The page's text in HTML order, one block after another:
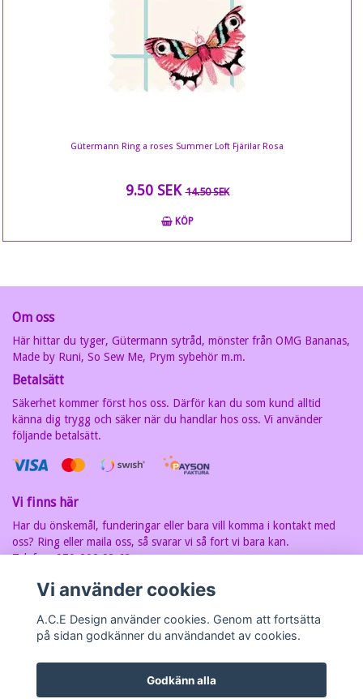
Gütermann Ring a roses Summer Loft Fjärilar Rosa
9.50 SEK14.50 SEK
KÖP
Om oss
Här hittar du tyger, Gütermann sytråd, mönster från OMG Bananas,
Made by Runi, So Sew Me, Prym sybehör m.m.
Betalsätt
Säkerhet kommer först hos oss. Därför kan du som kund alltid
känna dig trygg och säker när du handlar hos oss. Vi använder
följande betalsätt.
Vi finns här
Har du önskemål, funderingar eller bara vill komma i kontakt med
oss? Ring eller maila oss, så svarar vi så fort vi bara kan.
Telefon: 070-202 93 63
7607030280
Vi använder cookies
A.C.E Design använder cookies. Genom att fortsätta
på sidan godkänner du användandet av cookies.
Godkänn alla